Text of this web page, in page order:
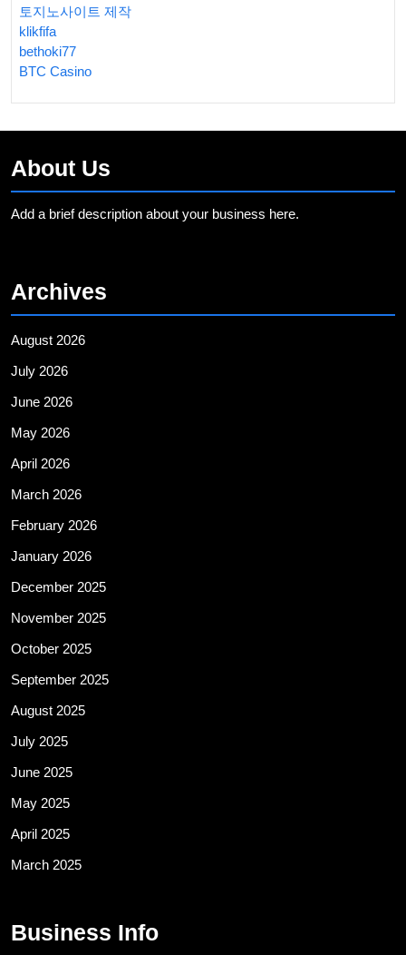
토지노사이트 제작
klikfifa
bethoki77
BTC Casino
About Us
Add a brief description about your business here.
Archives
August 2026
July 2026
June 2026
May 2026
April 2026
March 2026
February 2026
January 2026
December 2025
November 2025
October 2025
September 2025
August 2025
July 2025
June 2025
May 2025
April 2025
March 2025
Business Info